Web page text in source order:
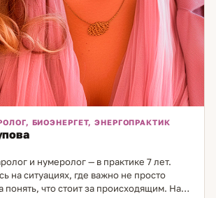
БИОЭНЕРГЕТ, ЭНЕРГОПРАКТИК
и нумеролог — в практике 7 лет.
на ситуациях, где важно не просто
понять, что стоит за происходящим. На